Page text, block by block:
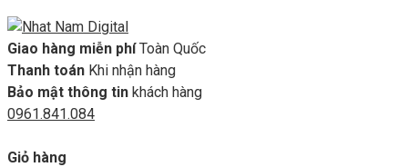
Giao hàng miễn phí Toàn Quốc
Thanh toán Khi nhận hàng
Bảo mật thông tin khách hàng
0961.841.084
Giỏ hàng